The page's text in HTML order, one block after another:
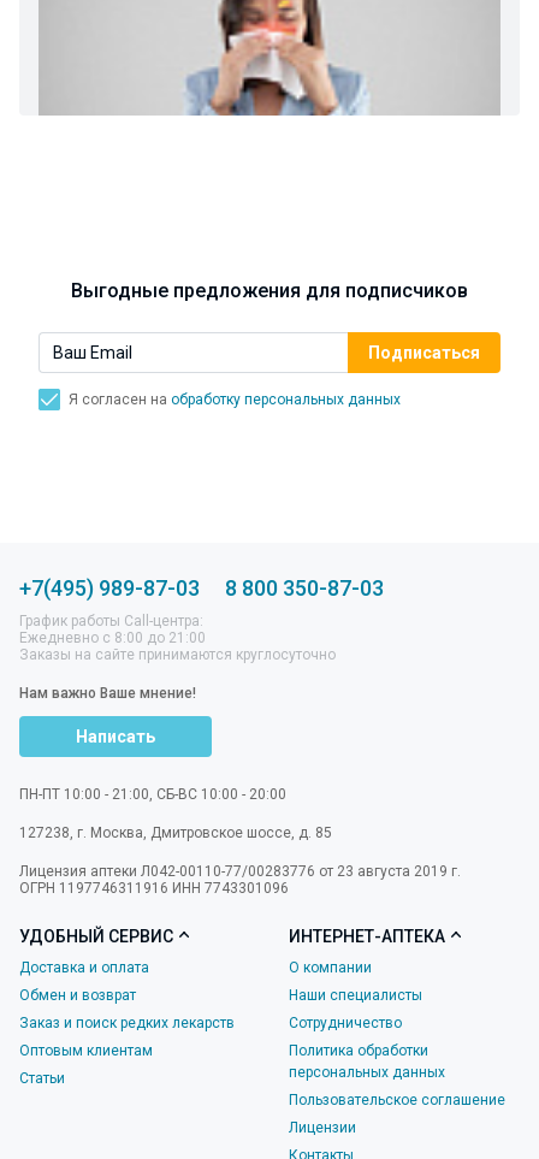
Ларингит: все о ларингите и его лечении. Как
спасти свой голос.
Выгодные предложения для подписчиков
Я согласен на обработку персональных данных
+7(495) 989-87-03 8 800 350-87-03
График работы Call-центра:
Ежедневно с 8:00 до 21:00
Заказы на сайте принимаются круглосуточно
Нам важно Ваше мнение!
Написать
ПН-ПТ 10:00 - 21:00, СБ-ВС 10:00 - 20:00
127238 г. Москва Дмитровское шоссе, д. 85
Лицензия аптеки Л042-00110-77/00283776 от 23 августа 2019 г.
ОГРН 1197746311916 ИНН 7743301096
УДОБНЫЙ СЕРВИС
Доставка и оплата
Обмен и возврат
Заказ и поиск редких лекарств
Оптовым клиентам
Статьи
ИНТЕРНЕТ-АПТЕКА
О компании
Наши специалисты
Сотрудничество
Политика обработки
персональных данных
Пользовательское соглашение
Лицензии
Контакты